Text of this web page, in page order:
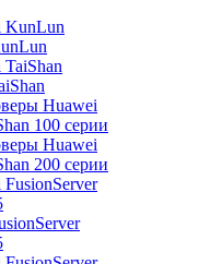
Huawei
100 серии
Huawei
200 серии